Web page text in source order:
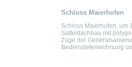
Schloss Maierhofen
Schloss Maierhofen, um
Satteldachbau mit
Zuge der
Bedienstetenwohnung